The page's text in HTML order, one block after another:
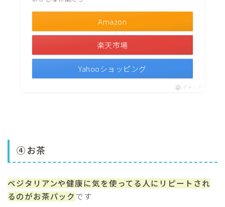
Amazon
楽天市場
Yahooショッピング
ポチップ
④お茶
ベジタリアンや健康に気を使ってる人にリピートされ
るのがお茶パックです